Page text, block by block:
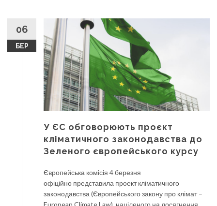
06
БЕР
У ЄС обговорюють проєкт
кліматичного законодавства до
Зеленого європейського курсу
Європейська комісія 4 березня
офіційно представила проект кліматичного
законодавства (Європейського закону про клімат –
European Climate Law), націленого на досягнення